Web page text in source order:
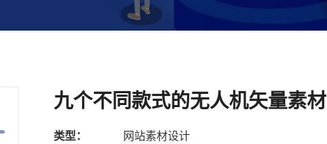
九个不同款式的无人机矢量素材
类型： 网站素材设计